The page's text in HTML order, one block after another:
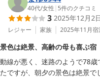
の疲れを癒してリフレッシュ
是非次回も当館にお越しいた
ありがとうございました。
TOTOシーウインド淡路　豊島
40代/女性 | 5件のクチコミ
3 2025年12月2
レジャー 家族 2025年11月宿
景色は絶景、高齢の母も喜ぶ宿
動線が悪く、迷路のようで78
たですが、朝夕の景色は絶景で